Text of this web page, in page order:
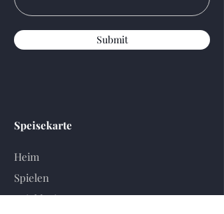
Submit
Speisekarte
Heim
Spielen
Spieldesign